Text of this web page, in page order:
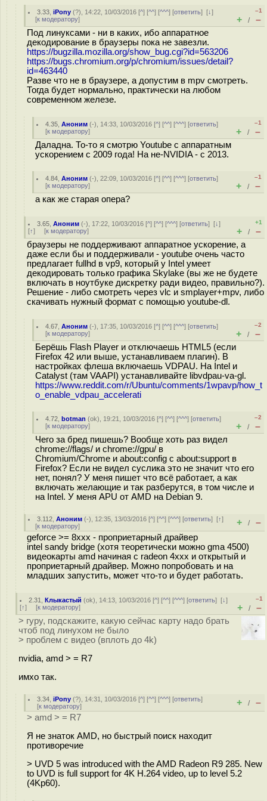
3.33 ,iPony (?), 14:22, 10/03/2016 [^] [^^] [^^^] [ответить][↓]
[к модератору]
–1
+ / –
Под линуксами - ни в каких, ибо аппаратное
декодирование в браузеры пока не завезли.
https://bugzilla.mozilla.org/show_bug.cgi?id=563206
https://bugs.chromium.org/p/chromium/issues/detail?
id=463440
Разве что не в браузере, а допустим в mpv смотреть.
Тогда будет нормально, практически на любом
современном железе.
4.35 ,Аноним (-), 14:33, 10/03/2016 [^] [^^] [^^^] [ответить]
[к модератору]
–1
+ / –
Даладна. То-то я смотрю Youtube с аппаратным
ускорением с 2009 года! На не-NVIDIA - с 2013.
4.84 ,Аноним (-), 22:09, 10/03/2016 [^] [^^] [^^^] [ответить]
[к модератору]
–1
+ / –
а как же старая опера?
3.65 ,Аноним (-), 17:22, 10/03/2016 [^] [^^] [^^^] [ответить][↓]
[↑] [к модератору]
+1
+ / –
браузеры не поддерживают аппаратное ускорение, а
даже если бы и поддерживали - youtube очень часто
предлагает fullhd в vp9, который у Intel умеет
декодировать только графика Skylake (вы же не будете
включать в ноутбуке дискретку ради видео, правильно?).
Решение - либо смотреть через vlc и smplayer+mpv, либо
скачивать нужный формат с помощью youtube-dl.
4.67 ,Аноним (-), 17:35, 10/03/2016 [^] [^^] [^^^] [ответить]
[к модератору]
–2
+ / –
Берёшь Flash Player и отключаешь HTML5 (если
Firefox 42 или выше, устанавливаем плагин). В
настройках флеша включаешь VDPAU. На Intel и
Catalyst (там VAAPI) устанавливайте libvdpau-va-gl.
https://www.reddit.com/r/Ubuntu/comments/1wpavp/how_t
o_enable_vdpau_accelerati
4.72 ,botman (ok), 19:21, 10/03/2016 [^] [^^] [^^^] [ответить]
[к модератору]
–2
+ / –
Чего за бред пишешь? Вообще хоть раз видел
chrome://flags/ и chrome://gpu/ в
Chromium/Chrome и about:config с about:support в
Firefox? Если не видел суслика это не значит что его
нет, понял? У меня пишет что всё работает, а как
включать желающие и так разберутся, в том числе и
на Intel. У меня APU от AMD на Debian 9.
3.112 ,Аноним (-), 12:35, 13/03/2016 [^] [^^] [^^^] [ответить][↑]
[к модератору] + / –
geforce >= 8xxx - проприетарный драйвер
intel sandy bridge (хотя теоретически можно gma 4500)
видеокарты amd начиная с radeon 4xxx и открытый и
проприетарный драйвер. Можно попробовать и на
младших запустить, может что-то и будет работать.
2.31 ,Клыкастый (ok), 14:13, 10/03/2016 [^] [^^] [^^^] [ответить][↓]
[↑] [к модератору]
–1
+ / –
> гуру, подскажите, какую сейчас карту надо брать
чтоб под линухом не было
> проблем с видео (вплоть до 4k)
nvidia, amd > = R7
имхо так.
3.34 ,iPony (?), 14:31, 10/03/2016 [^] [^^] [^^^] [ответить]
[к модератору] + / –
> amd > = R7
Я не знаток AMD, но быстрый поиск находит
противоречие
> UVD 5 was introduced with the AMD Radeon R9 285. New
to UVD is full support for 4K H.264 video, up to level 5.2
(4Kp60).